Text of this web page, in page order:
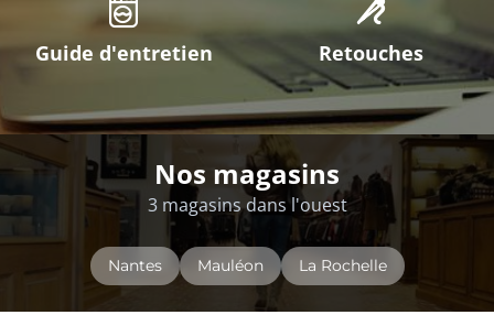
Guide d'entretien Retouches
Nos magasins
3 magasins dans l'ouest
Nantes Mauléon La Rochelle